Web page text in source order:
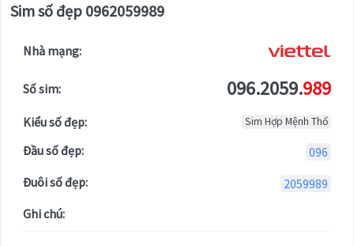
Sim số đẹp 0962059989
Nhà mạng:
Số sim: 096.2059.989
Kiểu số đẹp: Sim Hợp Mệnh Thổ
Đầu số đẹp:
096
Đuôi số đẹp:
2059989
Ghi chú: